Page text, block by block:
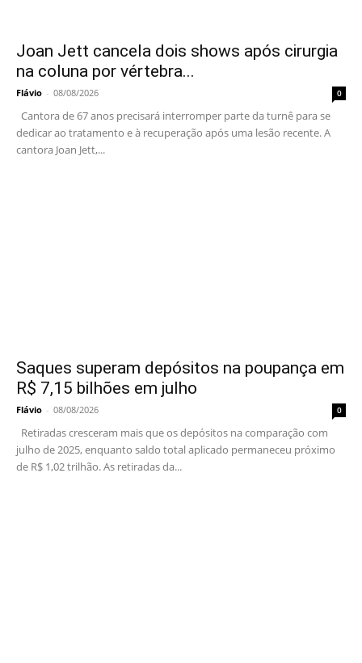
Joan Jett cancela dois shows após cirurgia
na coluna por vértebra...
Flávio - 08/08/2026 0
Cantora de 67 anos precisará interromper parte da turnê para se
dedicar ao tratamento e à recuperação após uma lesão recente. A
cantora Joan Jett,...
Saques superam depósitos na poupança em
R$ 7,15 bilhões em julho
Flávio - 08/08/2026 0
Retiradas cresceram mais que os depósitos na comparação com
julho de 2025, enquanto saldo total aplicado permaneceu próximo
de R$ 1,02 trilhão. As retiradas da...